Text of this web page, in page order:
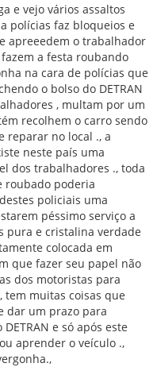
e vejo vários assaltos
polícias faz bloqueios e
apreeedem o trabalhador
a festa roubando
na cara de polícias que
o bolso do DETRAN
, multam por um
recolhem o carro sendo
reparar no local ., a
neste país uma
dos trabalhadores ., toda
roubado poderia
policiais uma
péssimo serviço a
pura e cristalina verdade
colocada em
que fazer seu papel não
dos motoristas para
tem muitas coisas que
dar um prazo para
e só após este
aprender o veículo .,